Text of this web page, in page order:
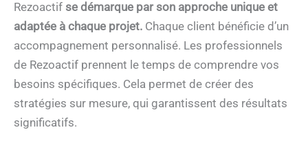
Rezoactif se démarque par son approche unique et
adaptée à chaque projet. Chaque client bénéficie d’un
accompagnement personnalisé. Les professionnels
de Rezoactif prennent le temps de comprendre vos
besoins spécifiques. Cela permet de créer des
stratégies sur mesure, qui garantissent des résultats
significatifs.